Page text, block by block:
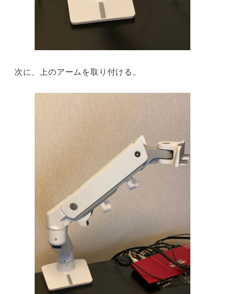
次に、上のアームを取り付ける。